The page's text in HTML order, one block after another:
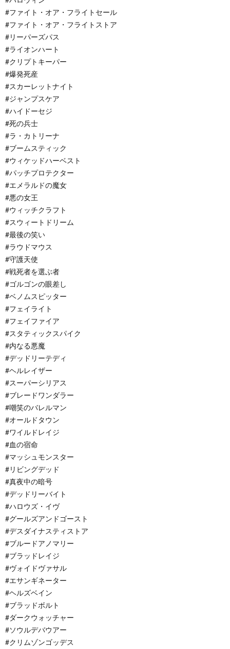
#ファイト・オア・フライトセール
#ファイト・オア・フライトストア
#リーパーズパス
#ライオンハート
#クリプトキーパー
#爆発死産
#スカーレットナイト
#ジャンプスケア
#ハイドーセジ
#死の兵士
#ラ・カトリーナ
#ブームスティック
#ウィケッドハーベスト
#パッチプロテクター
#エメラルドの魔女
#悪の女王
#ウィッチクラフト
#スウィートドリーム
#最後の笑い
#ラウドマウス
#守護天使
#戦死者を選ぶ者
#ゴルゴンの眼差し
#ベノムスピッター
#フェイライト
#フェイファイア
#スタティックスパイク
#内なる悪魔
#デッドリーテディ
#ヘルレイザー
#スーパーシリアス
#ブレードワンダラー
#嘲笑のバレルマン
#オールドタウン
#ワイルドレイジ
#血の宿命
#マッシュモンスター
#リビングデッド
#真夜中の暗号
#デッドリーバイト
#ハロウズ・イヴ
#グールズアンドゴースト
#デスダイナスティストア
#ブルードアノマリー
#ブラッドレイジ
#ヴォイドヴァサル
#エサンギネーター
#ヘルズベイン
#ブラッドボルト
#ダークウォッチャー
#ソウルデバウアー
#クリムゾンゴッデス